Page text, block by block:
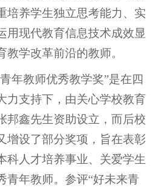
培养学生独立思考能力、实
用现代教育信息技术成效显
学改革前沿的教师。
年教师优秀教学奖”是在四
力支持下，由关心学校教育
邦鑫先生资助设立，而后校
增设了部分奖项，旨在表彰
科人才培养事业、关爱学生
青年教师。参评“好未来青